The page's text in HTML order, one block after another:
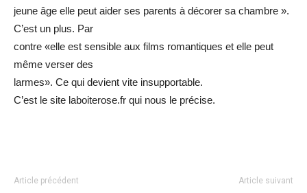
jeune âge elle peut aider ses parents à décorer sa chambre ».
C’est un plus. Par
contre «elle est sensible aux films romantiques et elle peut
même verser des
larmes». Ce qui devient vite insupportable.
C’est le site laboiterose.fr qui nous le précise.
Article précédent Article suivant